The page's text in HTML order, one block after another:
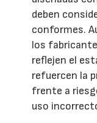
deben
conformes.
los
reflejen el
refuercen la
frente a
uso